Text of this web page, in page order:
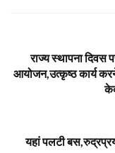
राज्य स्थापना दिवस
आयोजन,उत्कृष्ठ कार्य
यहां पलटी